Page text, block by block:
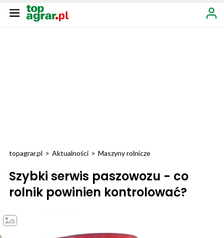
topagrar.pl > Aktualności > Maszyny rolnicze
Szybki serwis paszowozu - co
rolnik powinien kontrolować?